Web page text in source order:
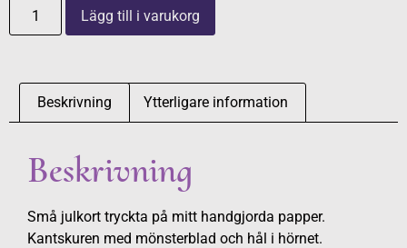
Lägg till i varukorg
Beskrivning Ytterligare information
Beskrivning
Små julkort tryckta på mitt handgjorda papper.
Kantskuren med mönsterblad och hål i hörnet.